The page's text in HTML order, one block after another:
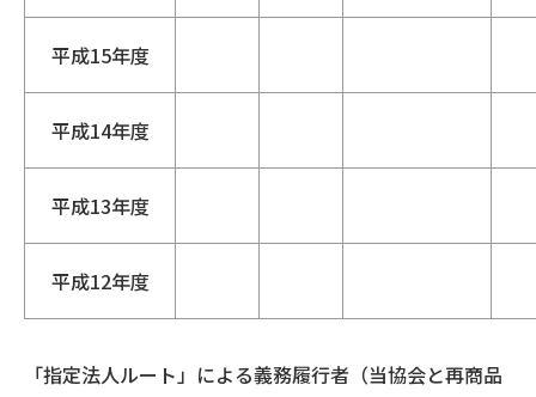
平成15年度
平成14年度
平成13年度
平成12年度
「指定法人ルート」による義務履行者（当協会と再商品